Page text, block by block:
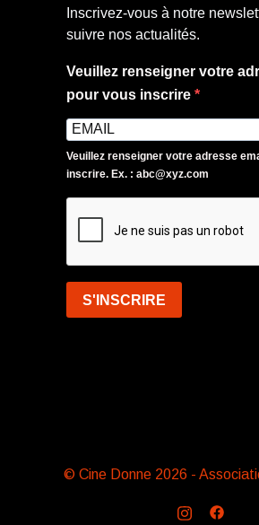
Inscrivez-vous à notre
suivre nos actualités.
Veuillez renseigner votre
pour vous inscrire
Veuillez renseigner votre adresse
inscrire. Ex. : abc@xyz.com
S'INSCRIRE
© Cine Donne 2026 -